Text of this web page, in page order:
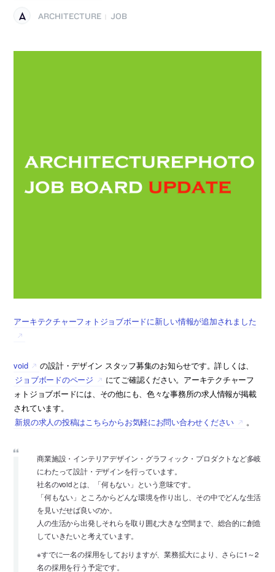
ARCHITECTURE JOB
アーキテクチャーフォトジョブボードに新しい情報が追加されました
void
の設計・デザイン スタッフ募集のお知らせです。詳しくは、
ジョブボードのページ
にてご確認ください。アーキテクチャーフ
ォトジョブボードには、その他にも、色々な事務所の求人情報が掲載
されています。
新規の求人の投稿はこちらからお気軽にお問い合わせください
。
商業施設・インテリアデザイン・グラフィック・プロダクトなど多岐
にわたって設計・デザインを行っています。
社名のvoidとは、「何もない」という意味です。
「何もない」ところからどんな環境を作り出し、その中でどんな生活
を見いだせば良いのか。
人の生活から出発しそれらを取り囲む大きな空間まで、総合的に創造
していきたいと考えています。
※すでに一名の採用をしておりますが、業務拡大により、さらに1～2
名の採用を行う予定です。